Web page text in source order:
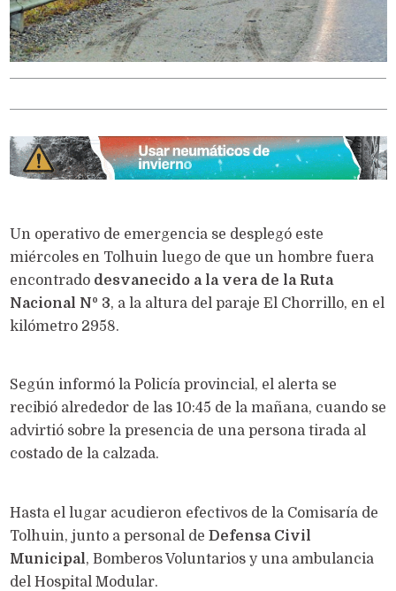
Un operativo de emergencia se desplegó este
miércoles en Tolhuin luego de que un hombre fuera
encontrado desvanecido a la vera de la Ruta
Nacional Nº 3, a la altura del paraje El Chorrillo, en el
kilómetro 2958.
Según informó la Policía provincial, el alerta se
recibió alrededor de las 10:45 de la mañana, cuando se
advirtió sobre la presencia de una persona tirada al
costado de la calzada.
Hasta el lugar acudieron efectivos de la Comisaría de
Tolhuin, junto a personal de Defensa Civil
Municipal , Bomberos Voluntarios y una ambulancia
del Hospital Modular.